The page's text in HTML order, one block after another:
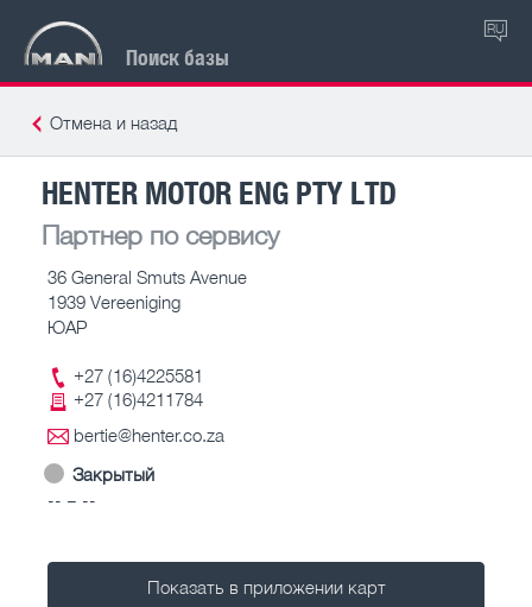
Поиск базы
RU
Отмена и назад
HENTER MOTOR ENG PTY LTD
Партнер по сервису
36 General Smuts Avenue
1939 Vereeniging
ЮАР
+27 (16)4225581
+27 (16)4211784
bertie@henter.co.za
Закрытый
-- – --
Показать в приложении карт